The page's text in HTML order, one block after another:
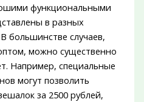
функциональными
в разных
большинстве случаев,
можно существенно
Например, специальные
могут позволить
за 2500 рублей,